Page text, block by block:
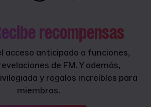
recompensas
acceso anticipado a funciones,
de FM. Y además,
y regalos increíbles para
miembros.